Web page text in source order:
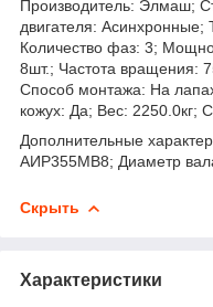
Производитель: Элмаш;
двигателя: Асинхронные;
Количество фаз: 3;
8шт.; Частота вращения:
Способ монтажа: На
кожух: Да; Вес: 2250.0кг;
Дополнительные
АИР355МВ8; Диаметр
Скрыть
Характеристики